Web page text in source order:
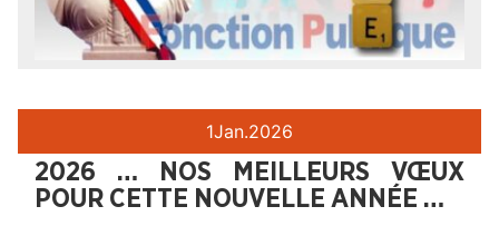
1Jan.2026
2026 … NOS MEILLEURS VŒUX
POUR CETTE NOUVELLE ANNÉE …